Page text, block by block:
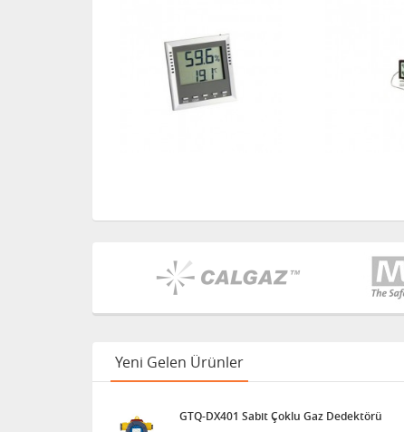
Yeni Gelen Ürünler
GTQ-DX401 Sabit Çoklu Gaz Dedektörü